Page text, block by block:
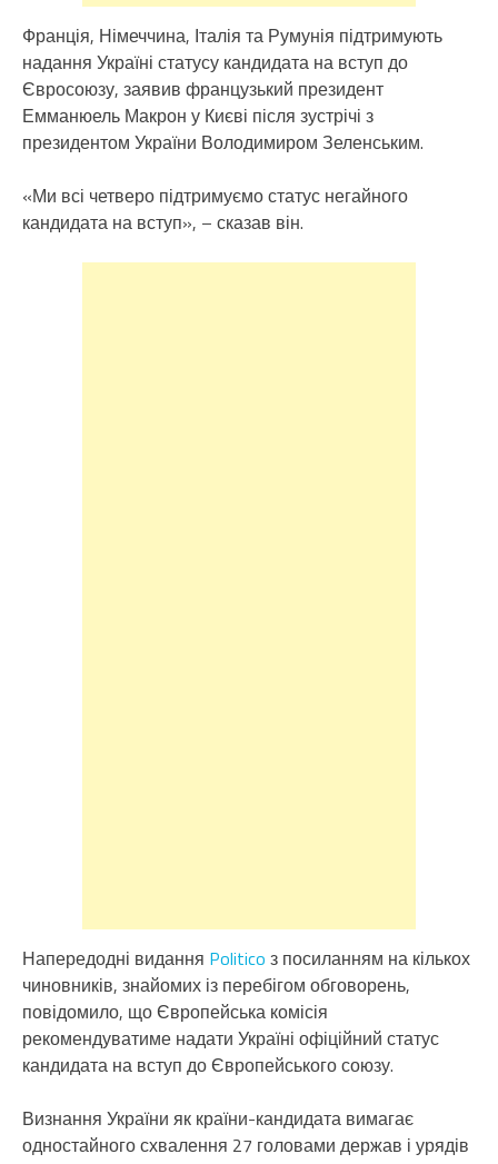
Франція, Німеччина, Італія та Румунія підтримують
надання Україні статусу кандидата на вступ до
Євросоюзу, заявив французький президент
Емманюель Макрон у Києві після зустрічі з
президентом України Володимиром Зеленським.
«Ми всі четверо підтримуємо статус негайного
кандидата на вступ», – сказав він.
Напередодні видання Politico з посиланням на кількох
чиновників, знайомих із перебігом обговорень,
повідомило, що Європейська комісія
рекомендуватиме надати Україні офіційний статус
кандидата на вступ до Європейського союзу.
Визнання України як країни-кандидата вимагає
одностайного схвалення 27 головами держав і урядів